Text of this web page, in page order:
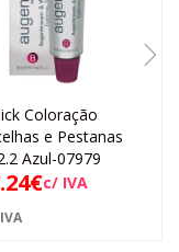
Coloração
e Pestanas
Azul-07979
€c/ IVA